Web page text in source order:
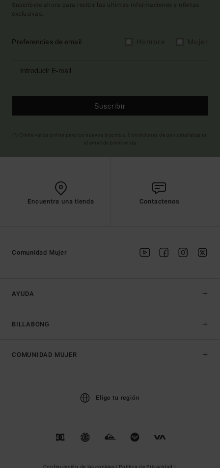
Suscríbete ahora para recibir las ultimas informaciones y ofertas
exclusivas.
Preferencias de email
Suscribir
Encuentra una tienda Contactenos
AYUDA
BILLABONG
Comunidad Mujer
COMUNIDAD MUJER
Elige tu región